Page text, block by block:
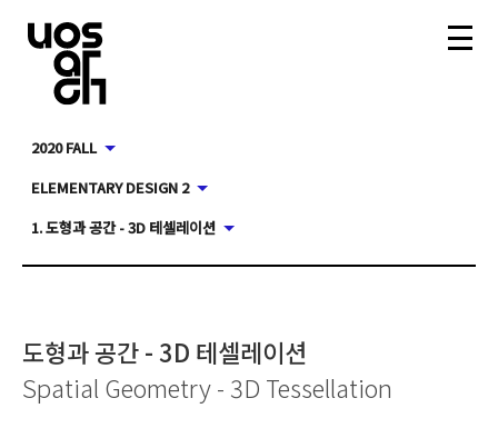
2020 FALL
ELEMENTARY DESIGN 2
1. 도형과 공간 - 3D 테셀레이션
도형과 공간 - 3D 테셀레이션
Spatial Geometry - 3D Tessellation